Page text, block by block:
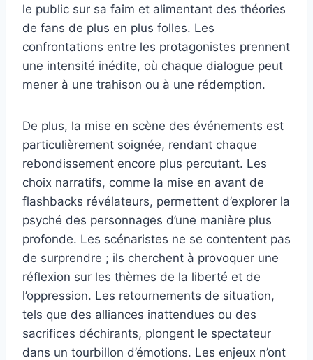
le public sur sa faim et alimentant des théories
de fans de plus en plus folles. Les
confrontations entre les protagonistes prennent
une intensité inédite, où chaque dialogue peut
mener à une trahison ou à une rédemption.
De plus, la mise en scène des événements est
particulièrement soignée, rendant chaque
rebondissement encore plus percutant. Les
choix narratifs, comme la mise en avant de
flashbacks révélateurs, permettent d’explorer la
psyché des personnages d’une manière plus
profonde. Les scénaristes ne se contentent pas
de surprendre ; ils cherchent à provoquer une
réflexion sur les thèmes de la liberté et de
l’oppression. Les retournements de situation,
tels que des alliances inattendues ou des
sacrifices déchirants, plongent le spectateur
dans un tourbillon d’émotions. Les enjeux n’ont